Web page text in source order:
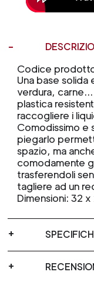
Codice
Una base
verdura,
plastica
raccogliere i
Comodissimo e
piegarlo
spazio, ma
comodamente
trasferendoli
tagliere ad un
Dimensioni: 32